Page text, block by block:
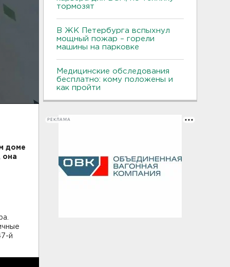
доме
она
й
тормозят
В ЖК Петербурга вспыхнул
мощный пожар – горели
машины на парковке
Медицинские обследования
бесплатно: кому положены и
как пройти
РЕКЛАМА